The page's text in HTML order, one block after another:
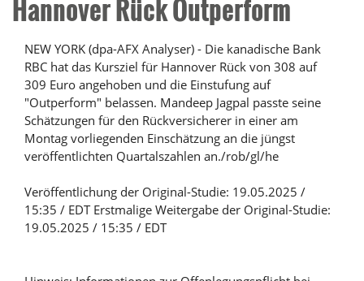
Hannover Rück Outperform
NEW YORK (dpa-AFX Analyser) - Die kanadische Bank
RBC hat das Kursziel für Hannover Rück von 308 auf
309 Euro angehoben und die Einstufung auf
"Outperform" belassen. Mandeep Jagpal passte seine
Schätzungen für den Rückversicherer in einer am
Montag vorliegenden Einschätzung an die jüngst
veröffentlichten Quartalszahlen an./rob/gl/he
Veröffentlichung der Original-Studie: 19.05.2025 /
15:35 / EDT Erstmalige Weitergabe der Original-Studie:
19.05.2025 / 15:35 / EDT